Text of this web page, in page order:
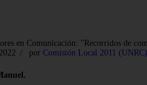
en Comunicación: "Recorridos de
por Comisión Local 2011 (UNRC)